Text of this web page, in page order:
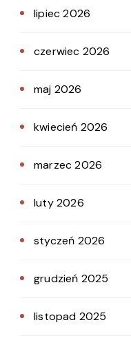
lipiec 2026
czerwiec 2026
maj 2026
kwiecień 2026
marzec 2026
luty 2026
styczeń 2026
grudzień 2025
listopad 2025